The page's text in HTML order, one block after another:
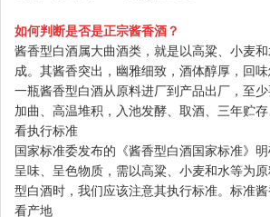
如何判断是否是正宗酱香酒？
酱香型白酒属大曲酒类，就是以高粱、小麦
成。其酱香突出，幽雅细致，酒体醇厚，回
一瓶酱香型白酒从原料进厂到产品出厂，至
加曲、高温堆积，入池发酵、取酒、三年贮存
看执行标准
国家标准委发布的《酱香型白酒国家标准》
呈味、呈色物质，需以高粱、小麦和水等为
型白酒时，我们应该注意其执行标准。标准
看产地